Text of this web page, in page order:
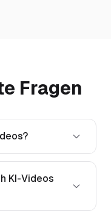
Fragen
KI-Videos